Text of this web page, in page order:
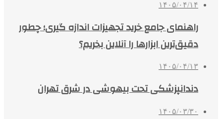
۱۴۰۵/۰۴/۱۴
راهنمای جامع خرید تجهیزات اندازه گیری؛ چطور
دقیق‌ترین ابزارها را آنلاین بخریم؟
۱۴۰۵/۰۴/۱۳
دندانپزشکی تحت بیهوشی در شرق تهران
۱۴۰۵/۰۳/۳۰